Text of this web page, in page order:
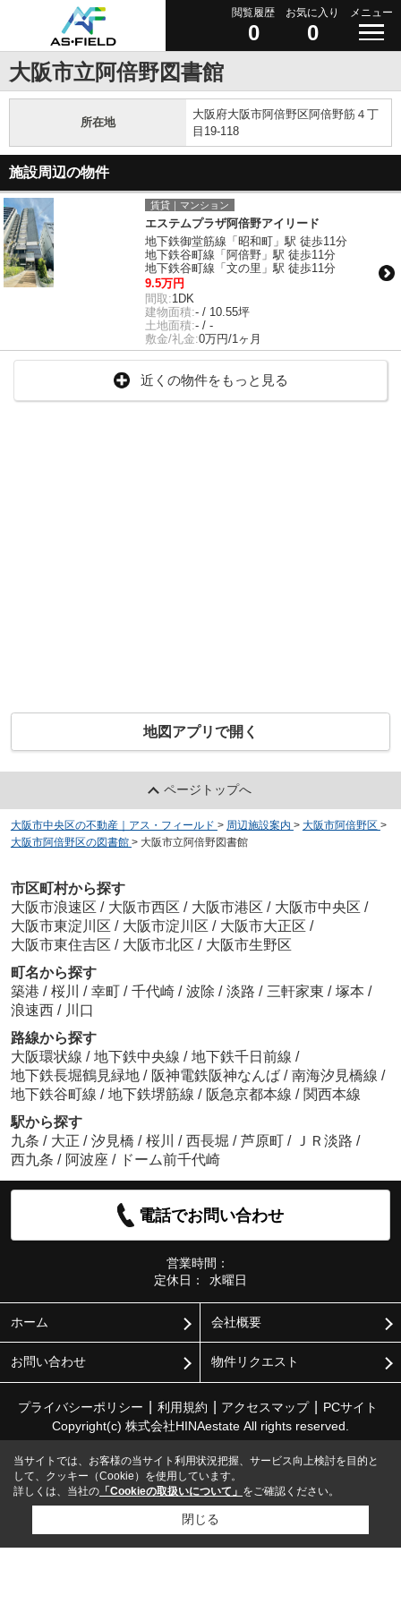
閲覧履歴
0
お気に入り
0
メニュー
大阪市立阿倍野図書館
所在地
大阪府大阪市阿倍野区阿倍野筋４丁
目19-118
施設周辺の物件
賃貸｜マンション
エステムプラザ阿倍野アイリード
地下鉄御堂筋線「昭和町」駅 徒歩11分
地下鉄谷町線「阿倍野」駅 徒歩11分
地下鉄谷町線「文の里」駅 徒歩11分
9.5万円
間取:1DK
建物面積:- / 10.55坪
土地面積:- / -
敷金/礼金:0万円/1ヶ月
近くの物件をもっと見る
地図アプリで開く
ページトップへ
大阪市中央区の不動産｜アス・フィールド > 周辺施設案内 > 大阪市阿倍野区 >
大阪市阿倍野区の図書館 > 大阪市立阿倍野図書館
市区町村から探す
大阪市浪速区 / 大阪市西区 / 大阪市港区 / 大阪市中央区 /
大阪市東淀川区 / 大阪市淀川区 / 大阪市大正区 /
大阪市東住吉区 / 大阪市北区 / 大阪市生野区
町名から探す
築港 / 桜川 / 幸町 / 千代崎 / 波除 / 淡路 / 三軒家東 / 塚本 /
浪速西 / 川口
路線から探す
大阪環状線 / 地下鉄中央線 / 地下鉄千日前線 /
地下鉄長堀鶴見緑地 / 阪神電鉄阪神なんば / 南海汐見橋線 /
地下鉄谷町線 / 地下鉄堺筋線 / 阪急京都本線 / 関西本線
駅から探す
九条 / 大正 / 汐見橋 / 桜川 / 西長堀 / 芦原町 / ＪＲ淡路 /
西九条 / 阿波座 / ドーム前千代崎
電話でお問い合わせ
営業時間：
定休日：
水曜日
ホーム 会社概要
お問い合わせ 物件リクエスト
プライバシーポリシー 利用規約 アクセスマップ
PCサイト
Copyright(c) 株式会社HINAestate All rights reserved.
当サイトでは、お客様の当サイト利用状況把握、サービス向上検討を目的と
して、クッキー（Cookie）を使用しています。
詳しくは、当社の 「Cookieの取扱いについて」 をご確認ください。
閉じる